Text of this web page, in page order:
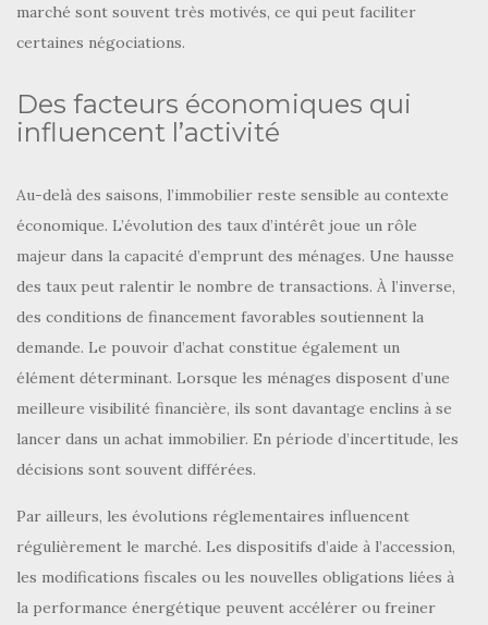
marché sont souvent très motivés, ce qui peut faciliter
certaines négociations.
Des facteurs économiques qui
influencent l’activité
Au-delà des saisons, l’immobilier reste sensible au contexte
économique. L’évolution des taux d’intérêt joue un rôle
majeur dans la capacité d’emprunt des ménages. Une hausse
des taux peut ralentir le nombre de transactions. À l’inverse,
des conditions de financement favorables soutiennent la
demande. Le pouvoir d’achat constitue également un
élément déterminant. Lorsque les ménages disposent d’une
meilleure visibilité financière, ils sont davantage enclins à se
lancer dans un achat immobilier. En période d’incertitude, les
décisions sont souvent différées.
Par ailleurs, les évolutions réglementaires influencent
régulièrement le marché. Les dispositifs d’aide à l’accession,
les modifications fiscales ou les nouvelles obligations liées à
la performance énergétique peuvent accélérer ou freiner